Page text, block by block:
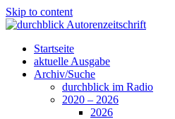
Skip to content
Startseite
aktuelle Ausgabe
Archiv/Suche
durchblick im Radio
2020 – 2026
2026